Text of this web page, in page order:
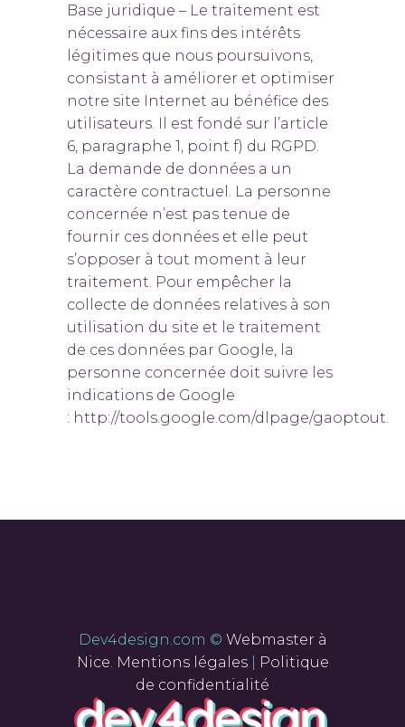
Base juridique – Le traitement est
nécessaire aux fins des intérêts
légitimes que nous poursuivons,
consistant à améliorer et optimiser
notre site Internet au bénéfice des
utilisateurs. Il est fondé sur l’article
6, paragraphe 1, point f) du RGPD.
La demande de données a un
caractère contractuel. La personne
concernée n’est pas tenue de
fournir ces données et elle peut
s’opposer à tout moment à leur
traitement. Pour empêcher la
collecte de données relatives à son
utilisation du site et le traitement
de ces données par Google, la
personne concernée doit suivre les
indications de Google
: http://tools.google.com/dlpage/gaoptout.
Dev4design.com © Webmaster à
Nice. Mentions légales|
Politique
de confidentialité